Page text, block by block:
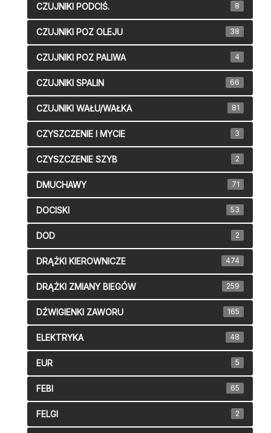
CZUJNIKI PODCIŚ. 8
CZUJNIKI POZ OLEJU 38
CZUJNIKI POZ PALIWA 4
CZUJNIKI SPALIN 66
CZUJNIKI WAŁU/WAŁKA 81
CZYSZCZENIE I MYCIE 3
CZYSZCZENIE SZYB 2
DMUCHAWY 71
DOCISKI 53
DOD 2
DRĄŻKI KIEROWNICZE 474
DRĄŻKI ZMIANY BIEGÓW 259
DŹWIGIENKI ZAWORU 165
ELEKTRYKA 48
EUR 5
FEBI 65
FELGI 2